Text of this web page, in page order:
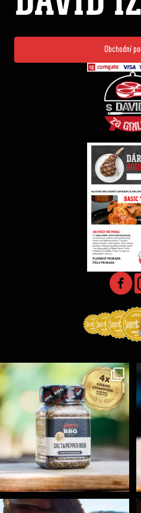
Obchodní
Koření Suncity – autentická BBQ chuť u vás doma!...
1 0
Ryba na grilu je opravdu rychlá, a stejně tak